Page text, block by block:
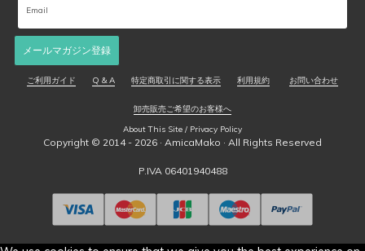
メールマガジン登録
ご利用ガイド Q & A 特定商取引に関する表示 利用規約 お問い合わせ
卸売販売ご希望のお客様へ
About This Site / Privacy Policy
Copyright © 2014 - 2026 · AmicaMako · All Rights Reserved
P.IVA 06401940488